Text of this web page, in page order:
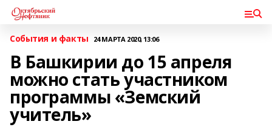
События и факты 24 МАРТА 2020, 13:06
В Башкирии до 15 апреля
можно стать участником
программы «Земский
учитель»